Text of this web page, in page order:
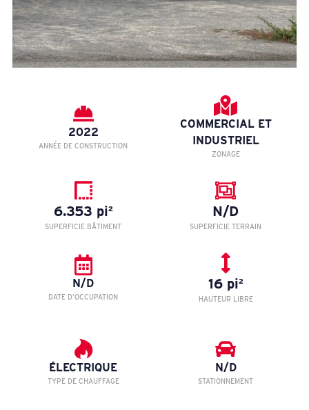
2022
ANNÉE DE CONSTRUCTION
COMMERCIAL ET
INDUSTRIEL
ZONAGE
6.353 pi²
SUPERFICIE BÂTIMENT
N/D
SUPERFICIE TERRAIN
N/D
DATE D’OCCUPATION
16 pi²
HAUTEUR LIBRE
ÉLECTRIQUE
TYPE DE CHAUFFAGE
N/D
STATIONNEMENT